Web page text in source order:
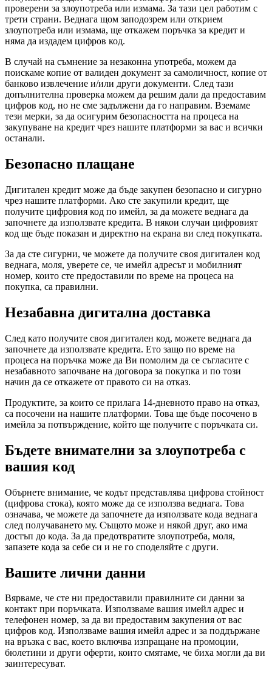
проверени за злоупотреба или измама. За тази цел работим с
трети страни. Веднага щом заподозрем или открием
злоупотреба или измама, ще откажем поръчка за кредит и
няма да издадем цифров код.
В случай на съмнение за незаконна употреба, можем да
поискаме копие от валиден документ за самоличност, копие от
банково извлечение и/или други документи. След тази
допълнителна проверка можем да решим дали да предоставим
цифров код, но не сме задължени да го направим. Вземаме
тези мерки, за да осигурим безопасността на процеса на
закупуване на кредит чрез нашите платформи за вас и всички
останали.
Безопасно плащане
Дигитален кредит може да бъде закупен безопасно и сигурно
чрез нашите платформи. Ако сте закупили кредит, ще
получите цифровия код по имейл, за да можете веднага да
започнете да използвате кредита. В някои случаи цифровият
код ще бъде показан и директно на екрана ви след покупката.
За да сте сигурни, че можете да получите своя дигитален код
веднага, моля, уверете се, че имейл адресът и мобилният
номер, които сте предоставили по време на процеса на
покупка, са правилни.
Незабавна дигитална доставка
След като получите своя дигитален код, можете веднага да
започнете да използвате кредита. Ето защо по време на
процеса на поръчка може да Ви помолим да се съгласите с
незабавното започване на договора за покупка и по този
начин да се откажете от правото си на отказ.
Продуктите, за които се прилага 14-дневното право на отказ,
са посочени на нашите платформи. Това ще бъде посочено в
имейла за потвърждение, който ще получите с поръчката си.
Бъдете внимателни за злоупотреба с
вашия код
Обърнете внимание, че кодът представлява цифрова стойност
(цифрова стока), която може да се използва веднага. Това
означава, че можете да започнете да използвате кода веднага
след получаването му. Същото може и някой друг, ако има
достъп до кода. За да предотвратите злоупотреба, моля,
запазете кода за себе си и не го споделяйте с други.
Вашите лични данни
Вярваме, че сте ни предоставили правилните си данни за
контакт при поръчката. Използваме вашия имейл адрес и
телефонен номер, за да ви предоставим закупения от вас
цифров код. Използваме вашия имейл адрес и за поддържане
на връзка с вас, което включва изпращане на промоции,
бюлетини и други оферти, които смятаме, че биха могли да ви
заинтересуват.